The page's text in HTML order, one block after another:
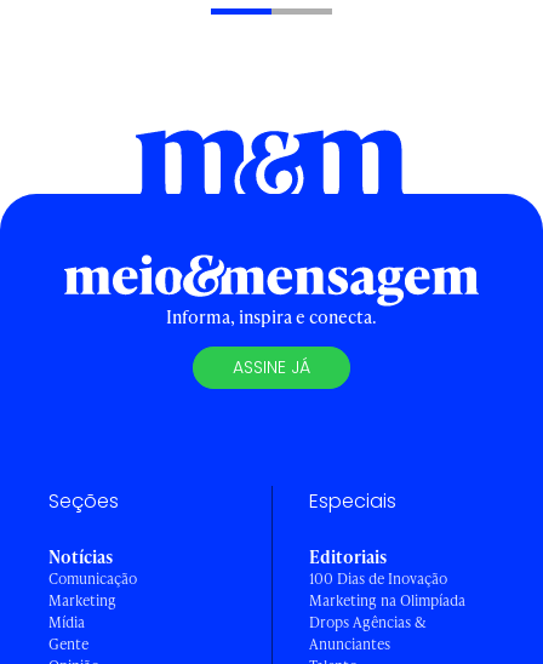
Informa, inspira e conecta.
ASSINE JÁ
Seções
Notícias
Comunicação
Marketing
Mídia
Gente
Especiais
Editoriais
100 Dias de Inovação
Marketing na Olimpíada
Drops Agências &
Anunciantes